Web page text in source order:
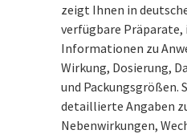
zeigt Ihnen in
verfügbare Präparate,
Informationen zu
Wirkung, Dosierung,
und Packungsgrößen.
detaillierte Angaben
Nebenwirkungen,